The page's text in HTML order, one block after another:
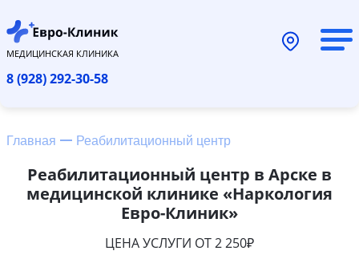
МЕДИЦИНСКАЯ КЛИНИКА
8 (928) 292-30-58
Главная Реабилитационный центр
Реабилитационный центр в Арске в
медицинской клинике «Наркология
Евро-Клиник»
ЦЕНА УСЛУГИ ОТ 2 250₽